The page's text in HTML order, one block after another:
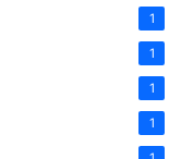
1
1
1
1